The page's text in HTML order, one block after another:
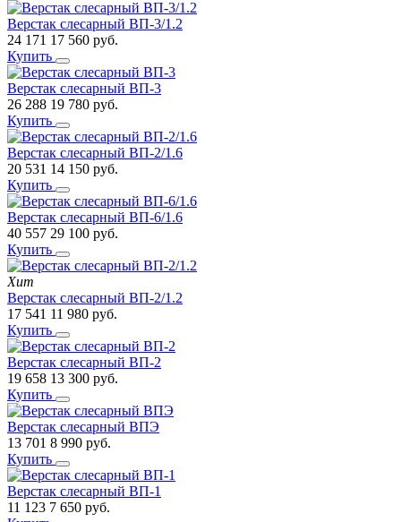
Верстак слесарный ВП-3/1.2
24 171 17 560 руб.
Купить
Верстак слесарный ВП-3
26 288 19 780 руб.
Купить
Верстак слесарный ВП-2/1.6
20 531 14 150 руб.
Купить
Верстак слесарный ВП-6/1.6
40 557 29 100 руб.
Купить
Хит
Верстак слесарный ВП-2/1.2
17 541 11 980 руб.
Купить
Верстак слесарный ВП-2
19 658 13 300 руб.
Купить
Верстак слесарный ВПЭ
13 701 8 990 руб.
Купить
Верстак слесарный ВП-1
11 123 7 650 руб.